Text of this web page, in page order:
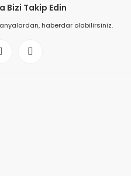
Bizi Takip Edin
haberdar olabilirsiniz.